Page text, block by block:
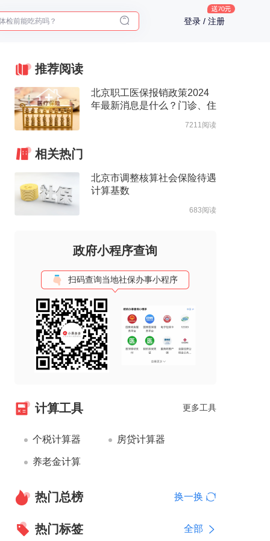
大理由告诉你为什么要买保险 登录 / 注册
推荐阅读
北京职工医保报销政策2024
年最新消息是什么？门诊、住
7211阅读
相关热门
北京市调整核算社会保险待遇
计算基数
683阅读
政府小程序查询
扫码查询当地社保办事小程序
计算工具 更多工具
个税计算器 房贷计算器
养老金计算
热门总榜 换一换
热门标签 全部